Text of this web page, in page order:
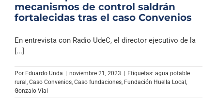
mecanismos de control saldrán
fortalecidas tras el caso Convenios
En entrevista con Radio UdeC, el director ejecutivo de la
[...]
Por Eduardo Unda noviembre 21, 2023 Etiquetas: agua potable
rural , Caso Convenios, Caso fundaciones, Fundación Huella Local ,
Gonzalo Vial